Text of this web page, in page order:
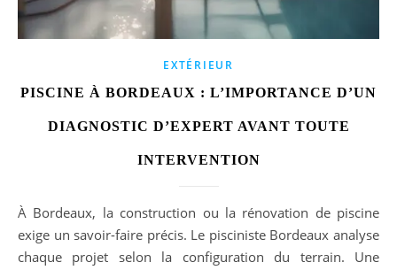
EXTÉRIEUR
PISCINE À BORDEAUX : L’IMPORTANCE D’UN
DIAGNOSTIC D’EXPERT AVANT TOUTE
INTERVENTION
À Bordeaux, la construction ou la rénovation de piscine
exige un savoir-faire précis. Le pisciniste Bordeaux analyse
chaque projet selon la configuration du terrain. Une